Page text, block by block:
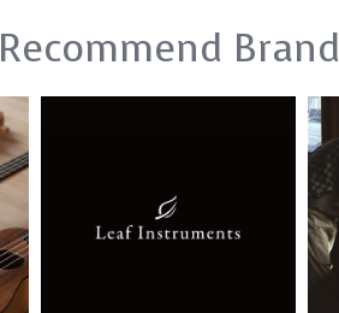
Recommend Brand